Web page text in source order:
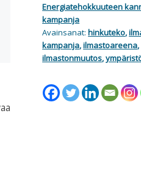
Energiatehokkuuteen
kampanja
Avainsanat:hinkuteko,
kampanja,ilmastoareena,
ilmastonmuutos,